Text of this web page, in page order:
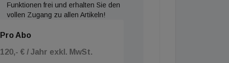
Funktionen frei und erhalten Sie den
vollen Zugang zu allen Artikeln!
Pro Abo
120,- € / Jahr exkl. MwSt.